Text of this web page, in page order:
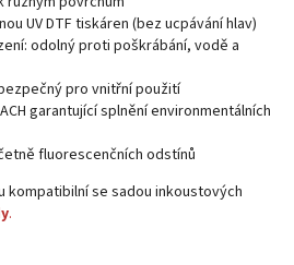
UV DTF tiskáren (bez ucpávání hlav)
odolný proti poškrábání, vodě a
pro vnitřní použití
garantující splnění environmentálních
fluorescenčních odstínů
kompatibilní se sadou inkoustových
.